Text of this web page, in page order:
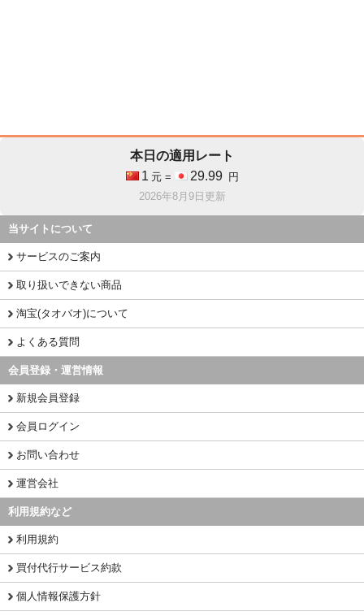
本日の適用レート
1 元 = 29.99
円
2026年8月9日更新
当サイトについて
サービスのご案内
取り扱いできない商品
淘宝(タオバオ)について
よくある質問
会員登録・運営情報
新規会員登録
会員ログイン
お問い合わせ
運営会社
利用規約など
利用規約
買付代行サービス約款
個人情報保護方針